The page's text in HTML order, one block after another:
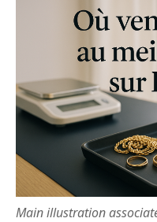
Main illustration